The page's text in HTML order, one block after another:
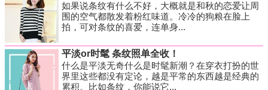
如果说条纹有什么不好，大概就是和秋的恋爱让周
围的空气都散发着粉红味道。冷冷的狗粮在脸上
拍，可对条纹的喜爱，连单身...
平淡or时髦 条纹照单全收！
什么是平淡无奇什么是时髦新潮？在穿衣打扮的世
界里这些都没有定论，越是平常的东西越是经典的
累积。比如条纹，你能说它...